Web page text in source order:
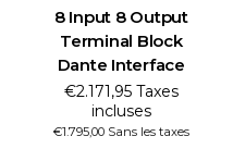
8 Input 8 Output
Terminal Block
Dante Interface
€2.171,95 Taxes
incluses
€1.795,00 Sans les taxes